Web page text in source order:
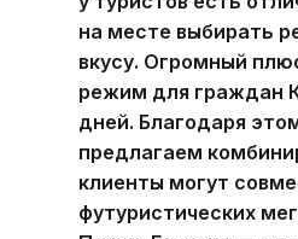
на месте выбирать
вкусу. Огромный
режим для граждан
дней. Благодаря
предлагаем
клиенты могут
футуристических